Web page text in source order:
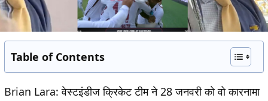
Table of Contents
Brian Lara: वेस्टइंडीज क्रिकेट टीम ने 28 जनवरी को वो कारनामा